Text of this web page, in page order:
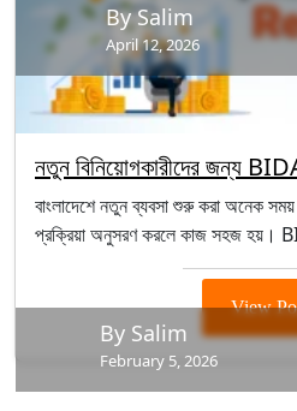
নতুন বিনিয়োগকারীদের জন্য
By Salim
April 12, 2026
বাংলাদেশে নতুন ব্যবসা শুরু করা অনেক
প্রক্রিয়া অনুসরণ করলে কাজ সহজ
View
By Salim
February 5, 2026